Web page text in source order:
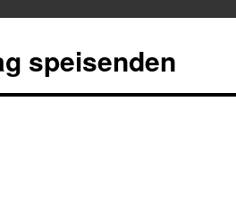
speisenden